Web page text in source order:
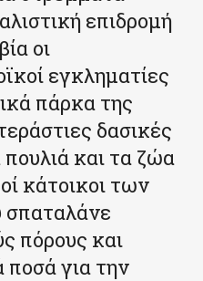
επιδρομή
οι
εγκληματίες
πάρκα της
δασικές
και τα ζώα
κάτοικοι των
πόρους και
ποσά για την